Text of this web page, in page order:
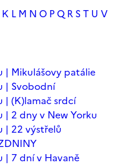
K L M N O PQ R ST U V
| Mikulášovy patálie
| Svobodní
| (K)lamač srdcí
| 2 dny v New Yorku
| 22 výstřelů
| 7 dní v Havaně